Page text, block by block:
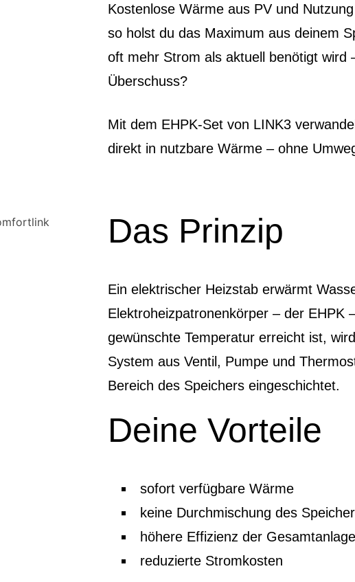
Kostenlose Wärme aus PV und
so holst du das Maximum aus deinem
oft mehr Strom als aktuell benötigt wird
Überschuss?
Mit dem EHPK-Set von LINK3
direkt in nutzbare Wärme – ohne
Das Prinzip
Ein elektrischer Heizstab erwärmt
Elektroheizpatronenkörper – der EHPK
gewünschte Temperatur erreicht ist,
System aus Ventil, Pumpe und
Bereich des Speichers eingeschichtet.
Deine Vorteile
sofort verfügbare Wärme
keine Durchmischung des
höhere Effizienz der Gesamtanlage
reduzierte Stromkosten